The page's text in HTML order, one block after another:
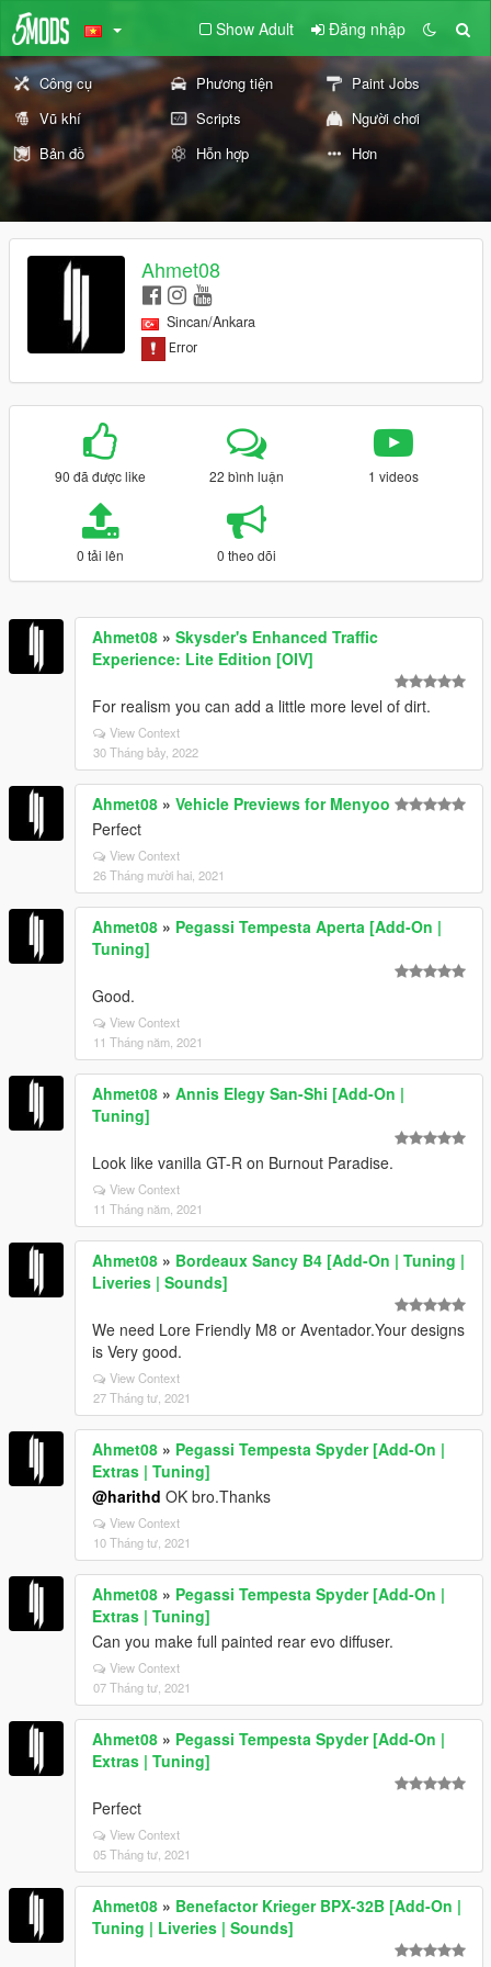
Show Adult Đăng nhập
Công cụ Phương tiện
Paint Jobs
Vũ khí
Scripts
Người chơi
Bản đồ
Hỗn hợp Hơn
Ahmet08
Sincan/Ankara
90 đã được like 22 bình luận 1 videos
0 tải lên 0 theo dõi
Ahmet08 » Skysder's Enhanced Traffic
Experience: Lite Edition [OIV]
For realism you can add a little more level of dirt.
View Context
30 Tháng bảy, 2022
Ahmet08 » Vehicle Previews for Menyoo
Perfect
View Context
26 Tháng mười hai, 2021
Ahmet08 » Pegassi Tempesta Aperta [Add-On |
Tuning]
Good.
View Context
11 Tháng năm, 2021
Ahmet08 » Annis Elegy San-Shi [Add-On |
Tuning]
Look like vanilla GT-R on Burnout Paradise.
View Context
11 Tháng năm, 2021
Ahmet08 » Bordeaux Sancy B4 [Add-On | Tuning |
Liveries | Sounds]
We need Lore Friendly M8 or Aventador.Your designs
is Very good.
View Context
27 Tháng tư, 2021
Ahmet08 » Pegassi Tempesta Spyder [Add-On |
Extras | Tuning]
@harithd OK bro.Thanks
View Context
10 Tháng tư, 2021
Ahmet08 » Pegassi Tempesta Spyder [Add-On |
Extras | Tuning]
Can you make full painted rear evo diffuser.
View Context
07 Tháng tư, 2021
Ahmet08 » Pegassi Tempesta Spyder [Add-On |
Extras | Tuning]
Perfect
View Context
05 Tháng tư, 2021
Ahmet08 » Benefactor Krieger BPX-32B [Add-On |
Tuning | Liveries | Sounds]